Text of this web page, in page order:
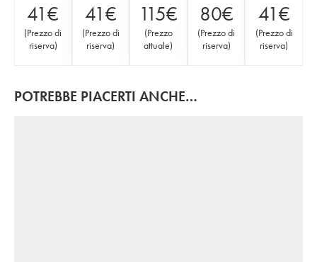
41€
(Prezzo di
riserva)
41€
(Prezzo di
riserva)
115€
(Prezzo
attuale)
80€
(Prezzo di
riserva)
41€
(Prezzo di
riserva)
POTREBBE PIACERTI ANCHE…